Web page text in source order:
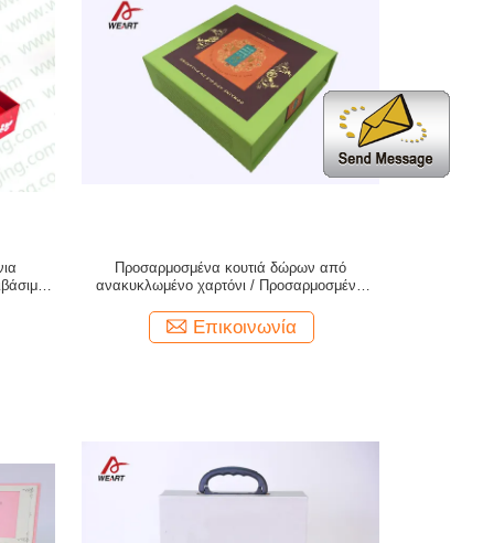
Προσαρμοσμένα κουτιά δώρων από
ανακυκλωμένο χαρτόνι / Προσαρμοσμένα
Επικοινωνία